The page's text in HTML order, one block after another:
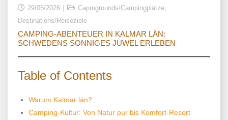
29/05/2026 Capmgrounds/Campingplätze
Destinations/Reiseziele
CAMPING-ABENTEUER IN KALMAR LÄN:
SCHWEDENS SONNIGES JUWEL ERLEBEN
Table of Contents
Warum Kalmar län?
Camping-Kultur: Von Natur pur bis Komfort-Resort